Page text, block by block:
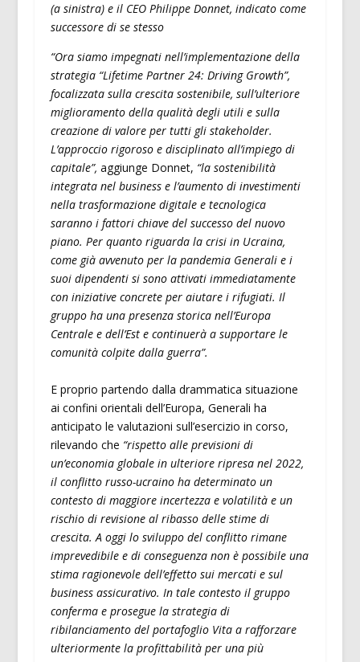
(a sinistra) e il CEO Philippe Donnet, indicato come
successore di se stesso
“Ora siamo impegnati nell’implementazione della
strategia “Lifetime Partner 24: Driving Growth”,
focalizzata sulla crescita sostenibile, sull’ulteriore
miglioramento della qualità degli utili e sulla
creazione di valore per tutti gli stakeholder.
L’approccio rigoroso e disciplinato all’impiego di
capitale”, aggiunge Donnet, “la sostenibilità
integrata nel business e l’aumento di investimenti
nella trasformazione digitale e tecnologica
saranno i fattori chiave del successo del nuovo
piano. Per quanto riguarda la crisi in Ucraina,
come già avvenuto per la pandemia Generali e i
suoi dipendenti si sono attivati immediatamente
con iniziative concrete per aiutare i rifugiati. Il
gruppo ha una presenza storica nell’Europa
Centrale e dell’Est e continuerà a supportare le
comunità colpite dalla guerra”.
E proprio partendo dalla drammatica situazione
ai confini orientali dell’Europa, Generali ha
anticipato le valutazioni sull’esercizio in corso,
rilevando che “rispetto alle previsioni di
un’economia globale in ulteriore ripresa nel 2022,
il conflitto russo-ucraino ha determinato un
contesto di maggiore incertezza e volatilità e un
rischio di revisione al ribasso delle stime di
crescita. A oggi lo sviluppo del conflitto rimane
imprevedibile e di conseguenza non è possibile una
stima ragionevole dell’effetto sui mercati e sul
business assicurativo. In tale contesto il gruppo
conferma e prosegue la strategia di
ribilanciamento del portafoglio Vita a rafforzare
ulteriormente la profittabilità per una più